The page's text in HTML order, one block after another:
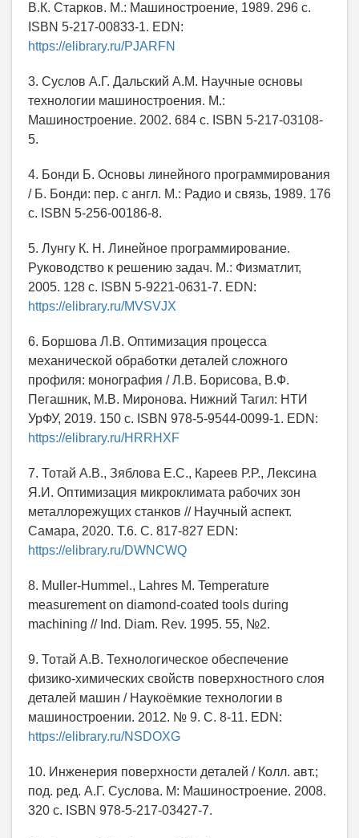
В.К. Старков. М.: Машиностроение, 1989. 296 с.
ISBN 5-217-00833-1. EDN:
https://elibrary.ru/PJARFN
3. Суслов А.Г. Дальский А.М. Научные основы
технологии машиностроения. М.:
Машиностроение. 2002. 684 с. ISBN 5-217-03108-
5.
4. Бонди Б. Основы линейного программирования
/ Б. Бонди: пер. с англ. М.: Радио и связь, 1989. 176
с. ISBN 5-256-00186-8.
5. Лунгу К. Н. Линейное программирование.
Руководство к решению задач. М.: Физматлит,
2005. 128 с. ISBN 5-9221-0631-7. EDN:
https://elibrary.ru/MVSVJX
6. Боршова Л.В. Оптимизация процесса
механической обработки деталей сложного
профиля: монография / Л.В. Борисова, В.Ф.
Пегашник, М.В. Миронова. Нижний Тагил: НТИ
УрФУ, 2019. 150 с. ISBN 978-5-9544-0099-1. EDN:
https://elibrary.ru/HRRHXF
7. Тотай А.В., Зяблова Е.С., Кареев Р.Р., Лексина
Я.И. Оптимизация микроклимата рабочих зон
металлорежущих станков // Научный аспект.
Самара, 2020. Т.6. С. 817-827 EDN:
https://elibrary.ru/DWNCWQ
8. Muller-Hummel., Lahres M. Temperature
measurement on diamond-coated tools during
machining // Ind. Diam. Rev. 1995. 55, №2.
9. Тотай А.В. Технологическое обеспечение
физико-химических свойств поверхностного слоя
деталей машин / Наукоёмкие технологии в
машиностроении. 2012. № 9. С. 8-11. EDN:
https://elibrary.ru/NSDOXG
10. Инженерия поверхности деталей / Колл. авт.;
под. ред. А.Г. Суслова. М: Машиностроение. 2008.
320 с. ISBN 978-5-217-03427-7.